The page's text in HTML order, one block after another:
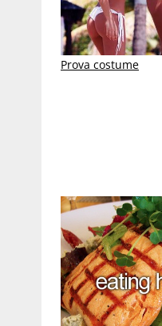
Prova costume